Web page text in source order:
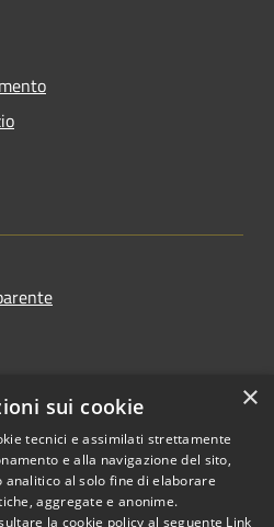
Copyright © 2026 • Comune di
×
sui cookie
tecnici e assimilati strettamente
e alla navigazione del sito,
analitico al solo fine di elaborare
aggregate e anonime.
la cookie policy al seguente Link